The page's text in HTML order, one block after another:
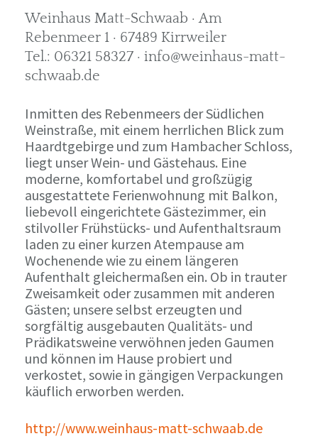
Weinhaus Matt-Schwaab · Am
Rebenmeer 1 · 67489 Kirrweiler
Tel.: 06321 58327 · info@weinhaus-matt-
schwaab.de
Inmitten des Rebenmeers der Südlichen
Weinstraße, mit einem herrlichen Blick zum
Haardtgebirge und zum Hambacher Schloss,
liegt unser Wein- und Gästehaus. Eine
moderne, komfortabel und großzügig
ausgestattete Ferienwohnung mit Balkon,
liebevoll eingerichtete Gästezimmer, ein
stilvoller Frühstücks- und Aufenthaltsraum
laden zu einer kurzen Atempause am
Wochenende wie zu einem längeren
Aufenthalt gleichermaßen ein. Ob in trauter
Zweisamkeit oder zusammen mit anderen
Gästen; unsere selbst erzeugten und
sorgfältig ausgebauten Qualitäts- und
Prädikatsweine verwöhnen jeden Gaumen
und können im Hause probiert und
verkostet, sowie in gängigen Verpackungen
käuflich erworben werden.
http://www.weinhaus-matt-schwaab.de